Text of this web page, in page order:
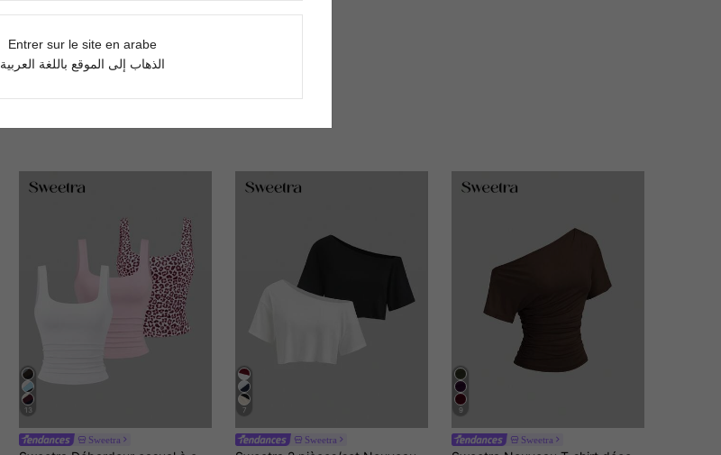
13
Sweetra
7
Sweetra
9
Sweetra
Entrer sur le site en arabe
الذهاب إلى الموقع باللغة العربية